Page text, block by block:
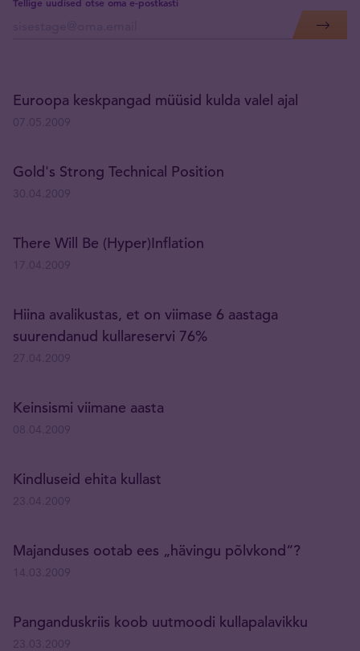
Euroopa keskpangad müüsid kulda valel ajal
Gold's Strong Technical Position
There Will Be (Hyper)Inflation
Hiina avalikustas, et on viimase 6 aastaga
suurendanud kullareservi 76%
Keinsismi viimane aasta
Kindluseid ehita kullast
Majanduses ootab ees „hävingu põlvkond“?
Panganduskriis koob uutmoodi kullapalavikku